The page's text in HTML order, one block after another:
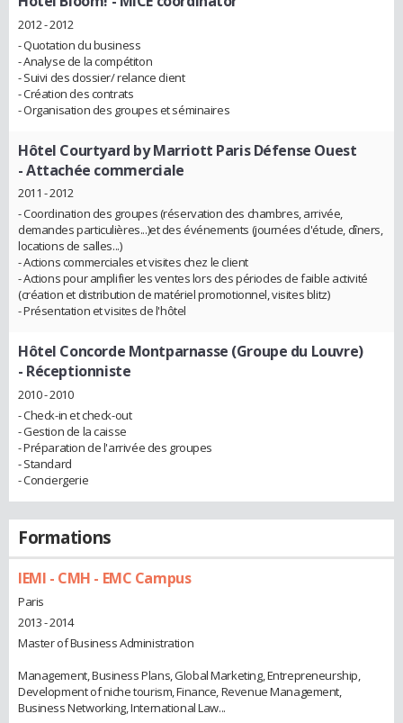
2012 - 2012
- Quotation du business
- Analyse de la compétiton
- Suivi des dossier/ relance client
- Création des contrats
- Organisation des groupes et séminaires
Hôtel Courtyard by Marriott Paris Défense Ouest
- Attachée commerciale
2011 - 2012
- Coordination des groupes (réservation des chambres, arrivée,
demandes particulières...)et des événements (journées d'étude, dîners,
locations de salles...)
- Actions commerciales et visites chez le client
- Actions pour amplifier les ventes lors des périodes de faible activité
(création et distribution de matériel promotionnel, visites blitz)
- Présentation et visites de l'hôtel
Hôtel Concorde Montparnasse (Groupe du Louvre)
- Réceptionniste
2010 - 2010
- Check-in et check-out
- Gestion de la caisse
- Préparation de l'arrivée des groupes
- Standard
- Conciergerie
Formations
IEMI - CMH - EMC Campus
Paris
2013 - 2014
Master of Business Administration
Management, Business Plans, Global Marketing, Entrepreneurship,
Development of niche tourism, Finance, Revenue Management,
Business Networking, International Law...